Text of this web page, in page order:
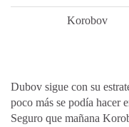
Korobov
Dubov sigue con su
poco más se podía hacer
Seguro que mañana